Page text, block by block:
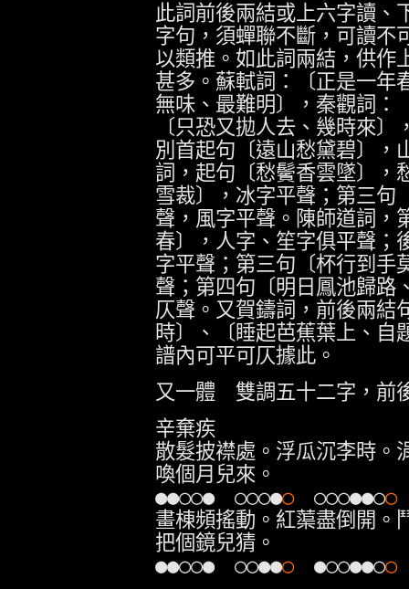
此詞前後兩結或上六字讀、
字句，須蟬聯不斷，可讀不
以類推。如此詞兩結，供作
甚多。蘇軾詞：〔正是一年
無味、最難明〕，秦觀詞：
〔只恐又拋人去、幾時來
別首起句〔遠山愁黛碧〕，
詞，起句〔愁鬢香雲墜〕，
雪裁〕，冰字平聲；第三句
聲，風字平聲。陳師道詞，
春〕，人字、笙字俱平聲；
字平聲；第三句〔杯行到手
聲；第四句〔明日鳳池歸路
仄聲。又賀鑄詞，前後兩結
時〕、〔睡起芭蕉葉上、自
譜內可平可仄據此。
又一體 雙調五十二字，前
辛棄疾
散髮披襟處。浮瓜沉李時。
喚個月兒來。
●●○○● ○○○●○○○○●●○○
畫棟頻搖動。紅蕖盡倒開。
把個鏡兒猜。
●●○○● ○○●●○●○○●●○○